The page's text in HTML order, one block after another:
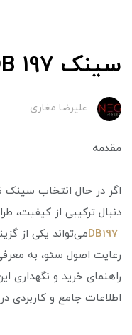
سینک DB 197 داتیس
علیرضا مغاری
مقدمه
اگر در حال انتخاب سینک
دنبال ترکیبی از کیفیت،
DB197می‌تواند یکی از
رعایت اصول سئو، به
راهنمای خرید و نگهداری
اطلاعات جامع و کاربردی